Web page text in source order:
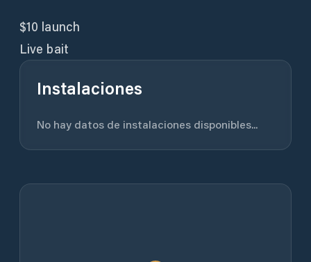
$10 launch
Live bait
Instalaciones
No hay datos de instalaciones disponibles...